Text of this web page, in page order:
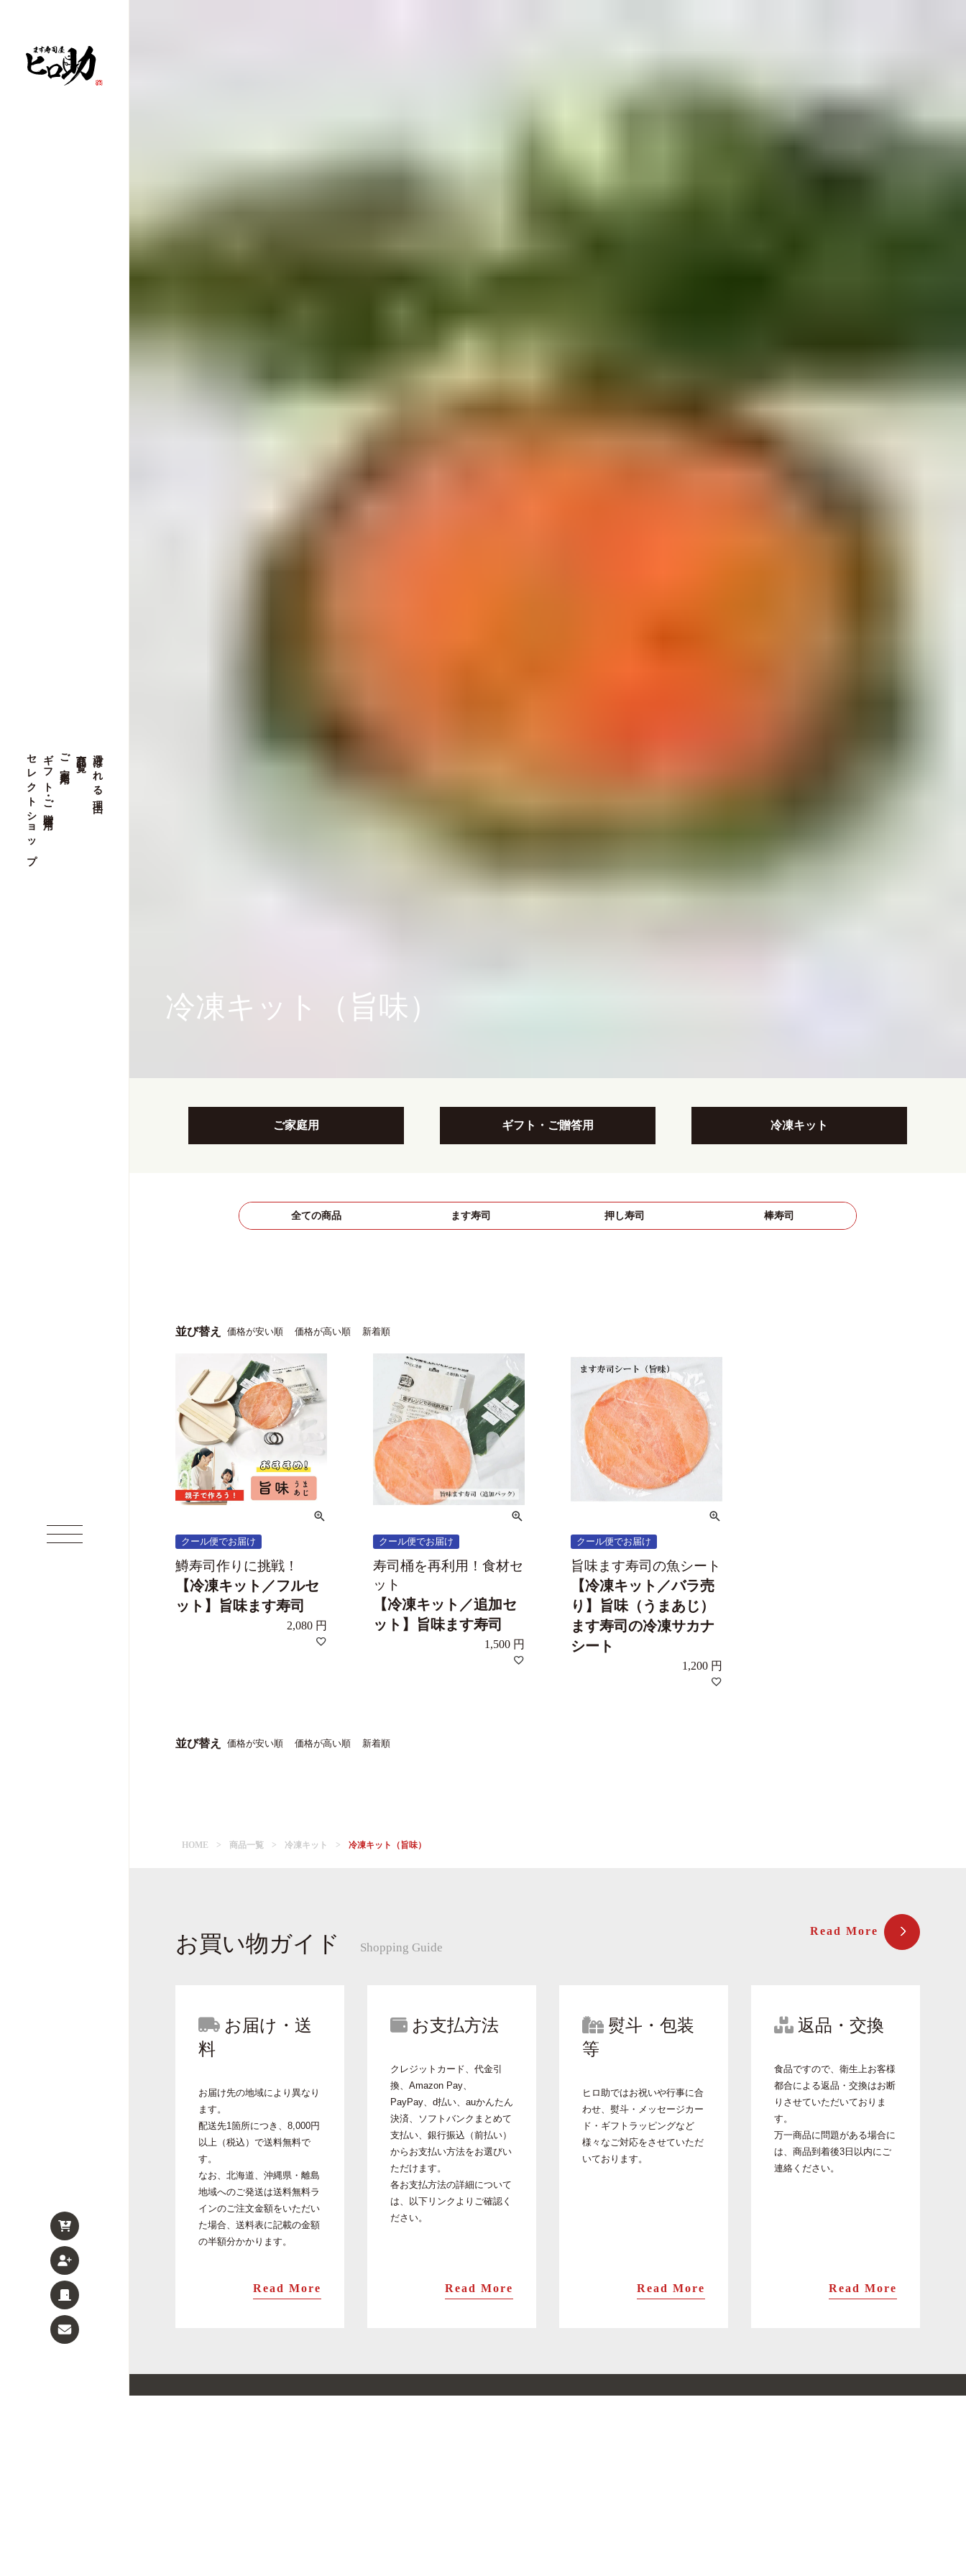
選ばれる理由
ご家庭用
ギフト・ご贈答用
セレクトショップ
冷凍キット（旨味）
ご家庭用 ギフト・ご贈答用 冷凍キット
全ての商品 ます寿司 押し寿司 棒寿司
並び替え 価格が安い順 価格が高い順 新着順
クール便でお届け
鱒寿司作りに挑戦！
【冷凍キット／フルセ
ット】旨味ます寿司
2,080
クール便でお届け
寿司桶を再利用！食材セ
ット
【冷凍キット／追加セ
ット】旨味ます寿司
1,500
クール便でお届け
旨味ます寿司の魚シート
【冷凍キット／バラ売
り】旨味（うまあじ）
ます寿司の冷凍サカナ
シート
1,200
並び替え 価格が安い順 価格が高い順 新着順
HOME 商品一覧 冷凍キット 冷凍キット（旨味）
お買い物ガイド Shopping Guide
Read More
お届け・送
料
お届け先の地域により異なり
ます。
配送先1箇所につき、8,000円
以上（税込）で送料無料で
す。
なお、北海道、沖縄県・離島
地域へのご発送は送料無料ラ
インのご注文金額をいただい
た場合、送料表に記載の金額
の半額分かかります。
Read More
お支払方法
クレジットカード、代金引
換、Amazon Pay、
PayPay、d払い、auかんたん
決済、ソフトバンクまとめて
支払い、銀行振込（前払い）
からお支払い方法をお選びい
ただけます。
各お支払方法の詳細について
は、以下リンクよりご確認く
ださい。
Read More
熨斗・包装
等
ヒロ助ではお祝いや行事に合
わせ、熨斗・メッセージカー
ド・ギフトラッピングなど
様々なご対応をさせていただ
いております。
Read More
返品・交換
食品ですので、衛生上お客様
都合による返品・交換はお断
りさせていただいておりま
す。
万一商品に問題がある場合に
は、商品到着後3日以内にご
連絡ください。
Read More